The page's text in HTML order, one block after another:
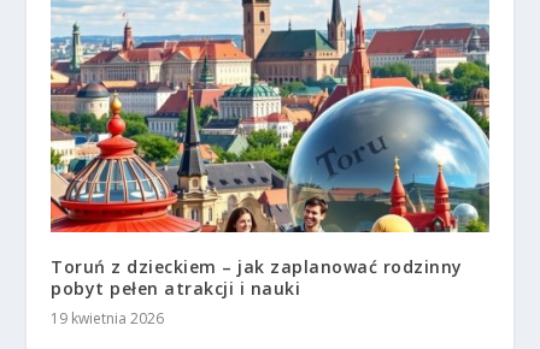
Toruń z dzieckiem – jak zaplanować rodzinny
pobyt pełen atrakcji i nauki
19 kwietnia 2026